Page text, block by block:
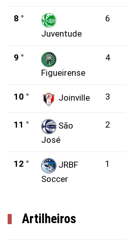
8 °
Juventude
6
9 °
Figueirense
4
10 ° Joinville 3
11 °
São
José
2
12 °
JRBF
Soccer
1
Artilheiros